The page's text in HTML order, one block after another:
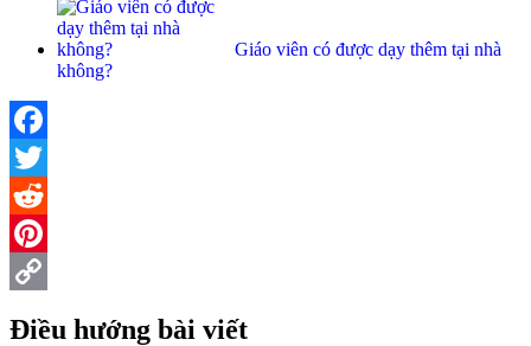
Giáo viên có được dạy thêm tại nhà
không?
Facebook
Twitter
Reddit
Pinterest
Điều hướng bài viết